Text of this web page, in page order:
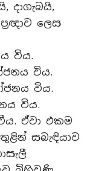
දාගැබයි,
ලෙස
විය.
විය.
විය.
විය.
ඒවා එකම
සබැඳියාව